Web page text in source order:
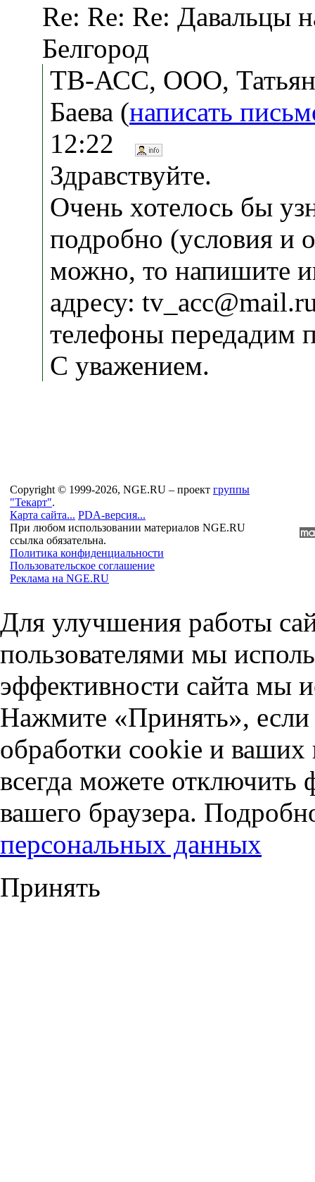
Re: Re: Re: Давальцы
Белгород
ТВ-АСС, ООО,
Баева (написать
12:22
Здравствуйте.
Очень хотелось бы
подробно (условия и
можно, то напишите
адресу:
телефоны передадим
С уважением.
Copyright © 1999-2026, NGE.RU – проект группы
"Текарт".
Карта сайта... PDA-версия...
При любом использовании материалов NGE.RU
ссылка обязательна.
Политика конфиденциальности
Пользовательское соглашение
Реклама на NGE.RU
Для улучшения работы
пользователями мы
эффективности сайта мы
Нажмите «Принять», если
обработки cookie и
всегда можете отключить
вашего браузера.
персональных данных
Принять